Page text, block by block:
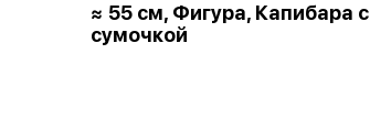
≈ 55 см, Фигура, Капибара с
сумочкой